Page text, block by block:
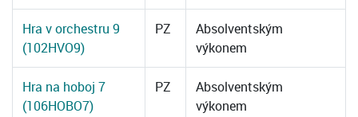
Hra v orchestru 9
(102HVO9)
PZ
Absolventským
výkonem
Hra na hoboj 7
(106HOBO7)
PZ
Absolventským
výkonem